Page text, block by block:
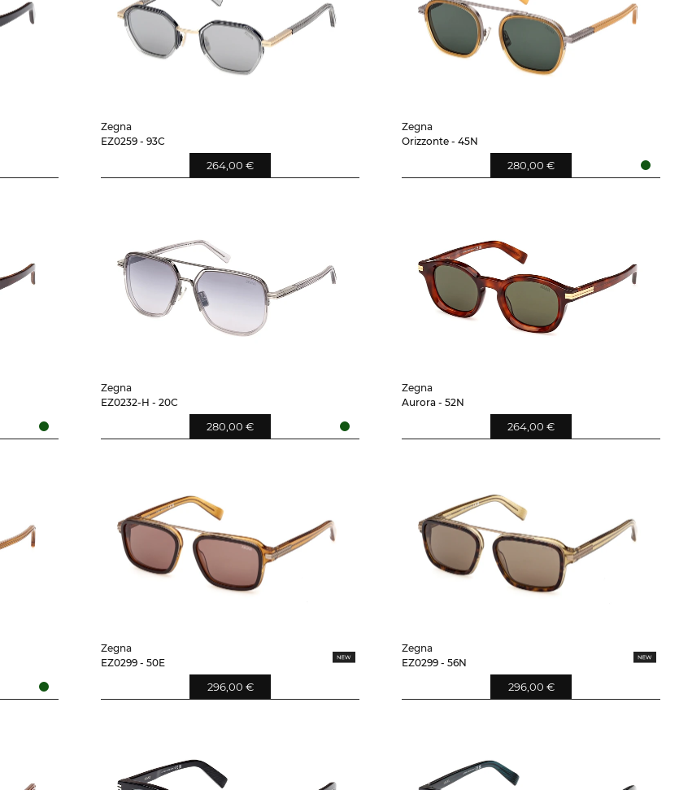
Zegna
EZ0259 - 93C
264,00 €
Zegna
Orizzonte - 45N
280,00 €
Zegna
EZ0232-H - 20C
280,00 €
Zegna
Aurora - 52N
264,00 €
Zegna
EZ0299 - 50E
296,00 €
Zegna
EZ0299 - 56N
296,00 €